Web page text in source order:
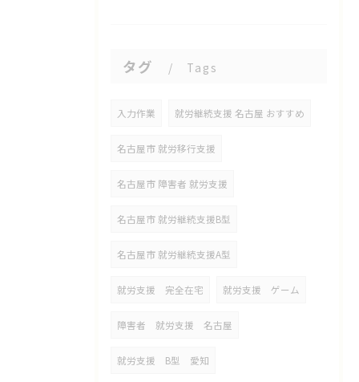
タグ Tags
入力作業 就労継続支援 名古屋 おすすめ
名古屋市 就労移行支援
名古屋市 障害者 就労支援
名古屋市 就労継続支援B型
名古屋市 就労継続支援A型
就労支援 完全在宅 就労支援 ゲーム
障害者 就労支援 名古屋
就労支援 B型 愛知